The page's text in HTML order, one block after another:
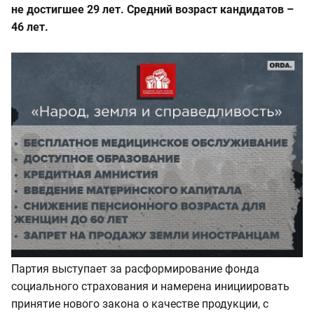
не достигшее 29 лет. Средний возраст кандидатов –
46 лет.
Партия выступает за расформирование фонда
социального страхования и намерена инициировать
принятие нового закона о качестве продукции, с